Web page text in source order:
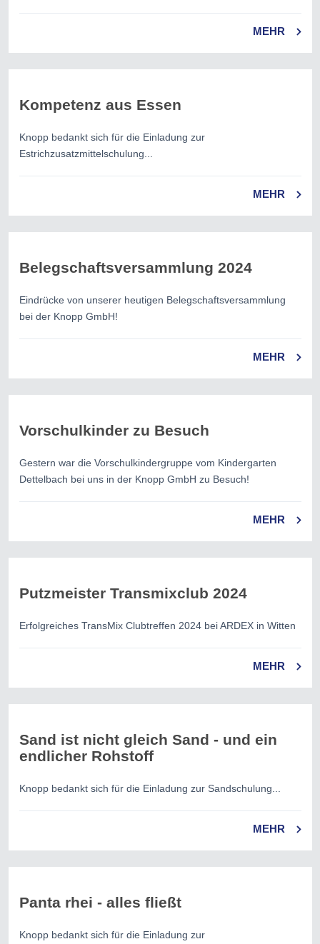
MEHR
Kompetenz aus Essen
Knopp bedankt sich für die Einladung zur
Estrichzusatzmittelschulung...
MEHR
Belegschaftsversammlung 2024
Eindrücke von unserer heutigen Belegschaftsversammlung
bei der Knopp GmbH!
MEHR
Vorschulkinder zu Besuch
Gestern war die Vorschulkindergruppe vom Kindergarten
Dettelbach bei uns in der Knopp GmbH zu Besuch!
MEHR
Putzmeister Transmixclub 2024
Erfolgreiches TransMix Clubtreffen 2024 bei ARDEX in Witten
MEHR
Sand ist nicht gleich Sand - und ein
endlicher Rohstoff
Knopp bedankt sich für die Einladung zur Sandschulung...
MEHR
Panta rhei - alles fließt
Knopp bedankt sich für die Einladung zur